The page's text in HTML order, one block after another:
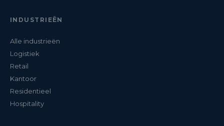
INDUSTRIEËN
Alle industrieën
Logistiek
Retail
Kantoor
Residentieel
Hospitality